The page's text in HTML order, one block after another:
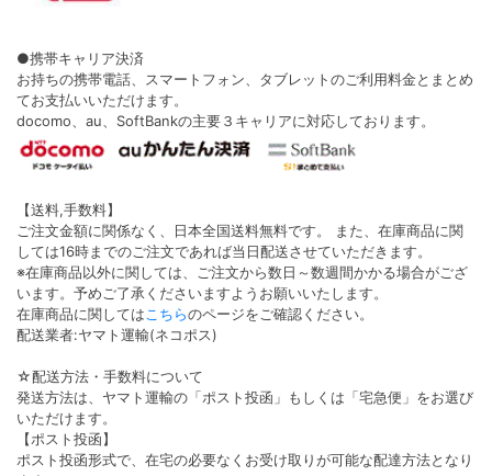
●携帯キャリア決済
お持ちの携帯電話、スマートフォン、タブレットのご利用料金とまとめ
てお支払いいただけます。
docomo、au、SoftBankの主要３キャリアに対応しております。
【送料,手数料】
ご注文金額に関係なく、日本全国送料無料です。 また、在庫商品に関
しては16時までのご注文であれば当日配送させていただきます。
※在庫商品以外に関しては、ご注文から数日～数週間かかる場合がござ
います。予めご了承くださいますようお願いいたします。
在庫商品に関してはこちらのページをご確認ください。
配送業者:ヤマト運輸(ネコポス)
☆配送方法・手数料について
発送方法は、ヤマト運輸の「ポスト投函」もしくは「宅急便」をお選び
いただけます。
【ポスト投函】
ポスト投函形式で、在宅の必要なくお受け取りが可能な配達方法となり